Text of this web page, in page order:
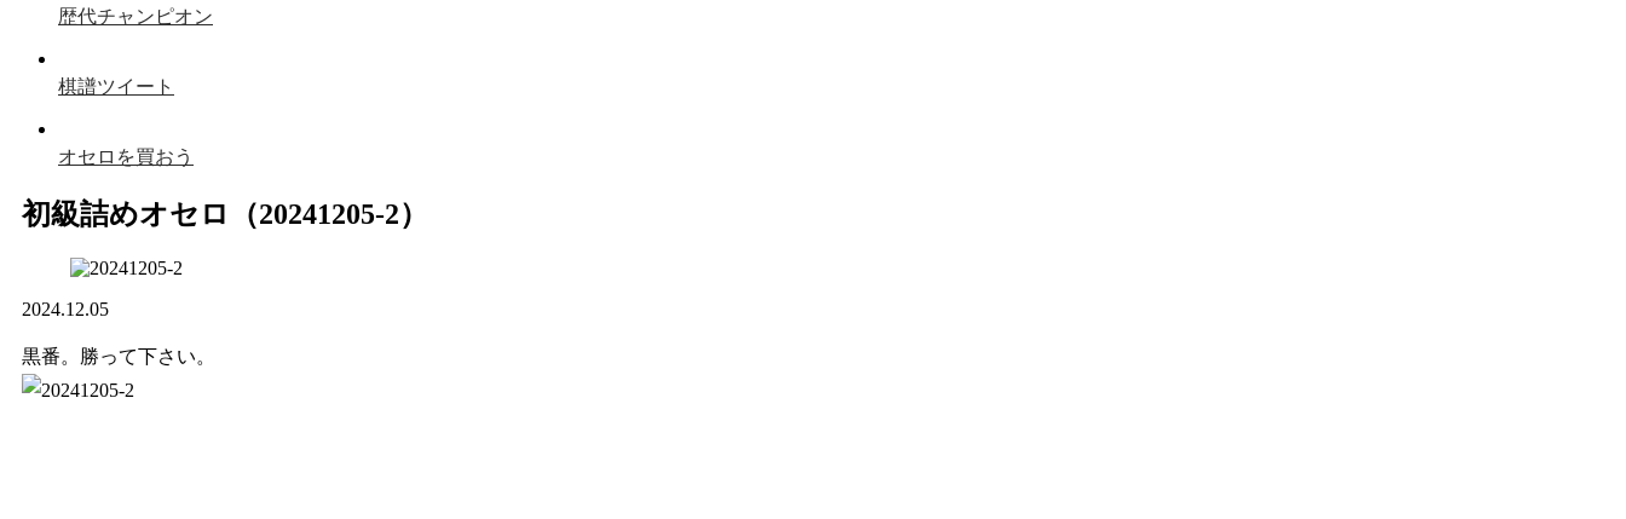
歴代チャンピオン
棋譜ツイート
オセロを買おう
初級詰めオセロ（20241205-2）
2024.12.05
黒番。勝って下さい。